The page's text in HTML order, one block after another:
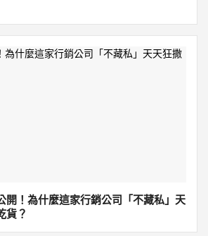
開！為什麼這家行銷公司「不藏私」天
貨？